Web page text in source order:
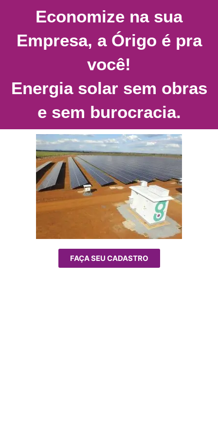
Economize na sua
Empresa, a Órigo é pra
você!
Energia solar sem obras
e sem burocracia.
FAÇA SEU CADASTRO